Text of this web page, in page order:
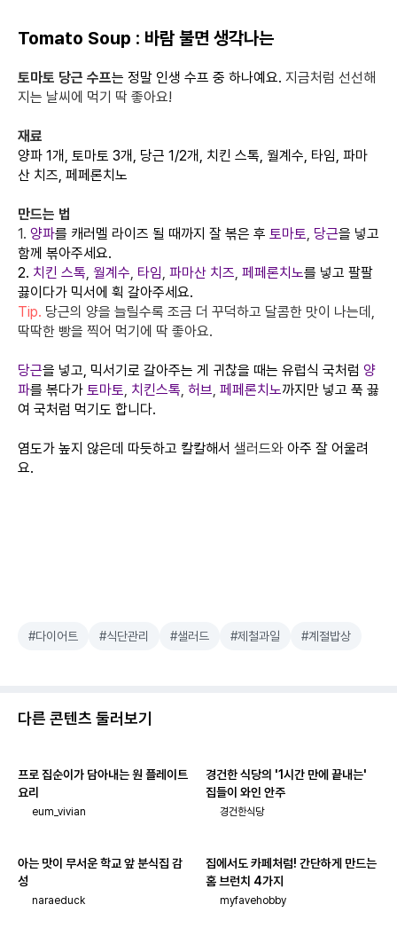
Tomato Soup : 바람 불면 생각나는
토마토 당근 수프는 정말 인생 수프 중 하나예요. 지금처럼 선선해
지는 날씨에 먹기 딱 좋아요!
재료
양파 1개, 토마토 3개, 당근 1/2개, 치킨 스톡, 월계수, 타임, 파마
산 치즈, 페페론치노
만드는 법
1. 양파를 캐러멜 라이즈 될 때까지 잘 볶은 후 토마토, 당근을 넣고
함께 볶아주세요.
2. 치킨 스톡, 월계수, 타임, 파마산 치즈, 페페론치노를 넣고 팔팔
끓이다가 믹서에 휙 갈아주세요.
Tip. 당근의 양을 늘릴수록 조금 더 꾸덕하고 달콤한 맛이 나는데,
딱딱한 빵을 찍어 먹기에 딱 좋아요.
당근을 넣고, 믹서기로 갈아주는 게 귀찮을 때는 유럽식 국처럼 양
파를 볶다가 토마토, 치킨스톡, 허브, 페페론치노까지만 넣고 푹 끓
여 국처럼 먹기도 합니다.
염도가 높지 않은데 따듯하고 칼칼해서 샐러드와 아주 잘 어울려
요.
#다이어트 #식단관리 #샐러드 #제철과일 #계절밥상
다른 콘텐츠 둘러보기
프로 집순이가 담아내는 원 플레이트
요리
eum_vivian
경건한 식당의 '1시간 만에 끝내는'
집들이 와인 안주
경건한식당
아는 맛이 무서운 학교 앞 분식집 감
성
naraeduck
집에서도 카페처럼! 간단하게 만드는
홈 브런치 4가지
myfavehobby